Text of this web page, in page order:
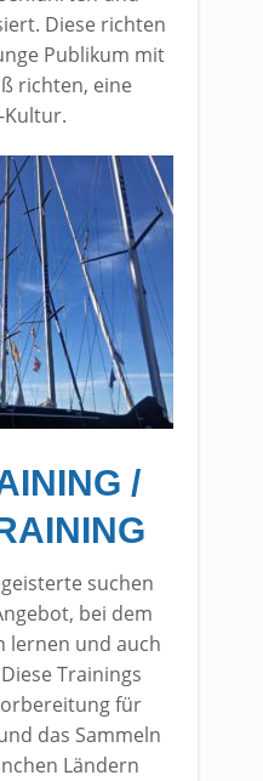
Diese richten
Publikum mit
richten, eine
Kultur.
/
suchen
bei dem
lernen und auch
Trainings
für
das Sammeln
Ländern